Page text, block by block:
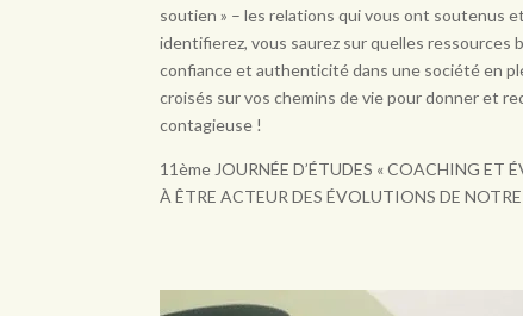
soutien » – les relations qui vous ont soutenus
identifierez, vous saurez sur quelles ressources
confiance et authenticité dans une société en
croisés sur vos chemins de vie pour donner et
contagieuse !
11ème JOURNÉE D’ÉTUDES « COACHING ET
À ÊTRE ACTEUR DES ÉVOLUTIONS DE